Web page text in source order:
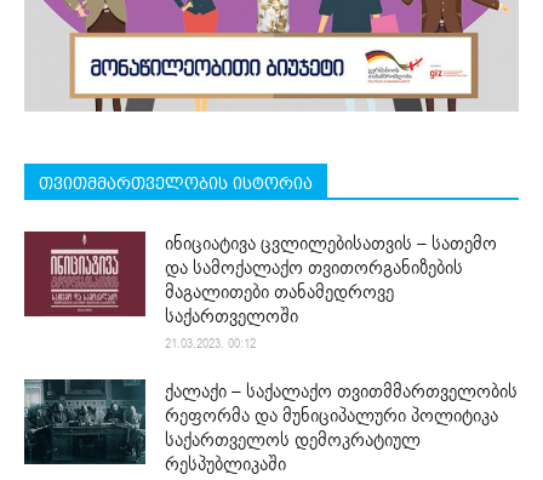
თვითმმართველობის ისტორია
ინიციატივა ცვლილებისათვის – სათემო
და სამოქალაქო თვითორგანიზების
მაგალითები თანამედროვე
საქართველოში
21.03.2023. 00:12
ქალაქი – საქალაქო თვითმმართველობის
რეფორმა და მუნიციპალური პოლიტიკა
საქართველოს დემოკრატიულ
რესპუბლიკაში